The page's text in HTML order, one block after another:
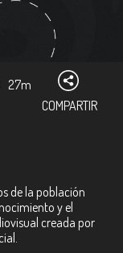
27m
COMPARTIR
de la población
y el
creada por